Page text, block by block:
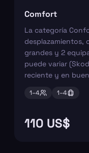
Comfort
La categoría
desplazamientos,
grandes y 2
puede variar
reciente y en
1–4 1–4
110 US$